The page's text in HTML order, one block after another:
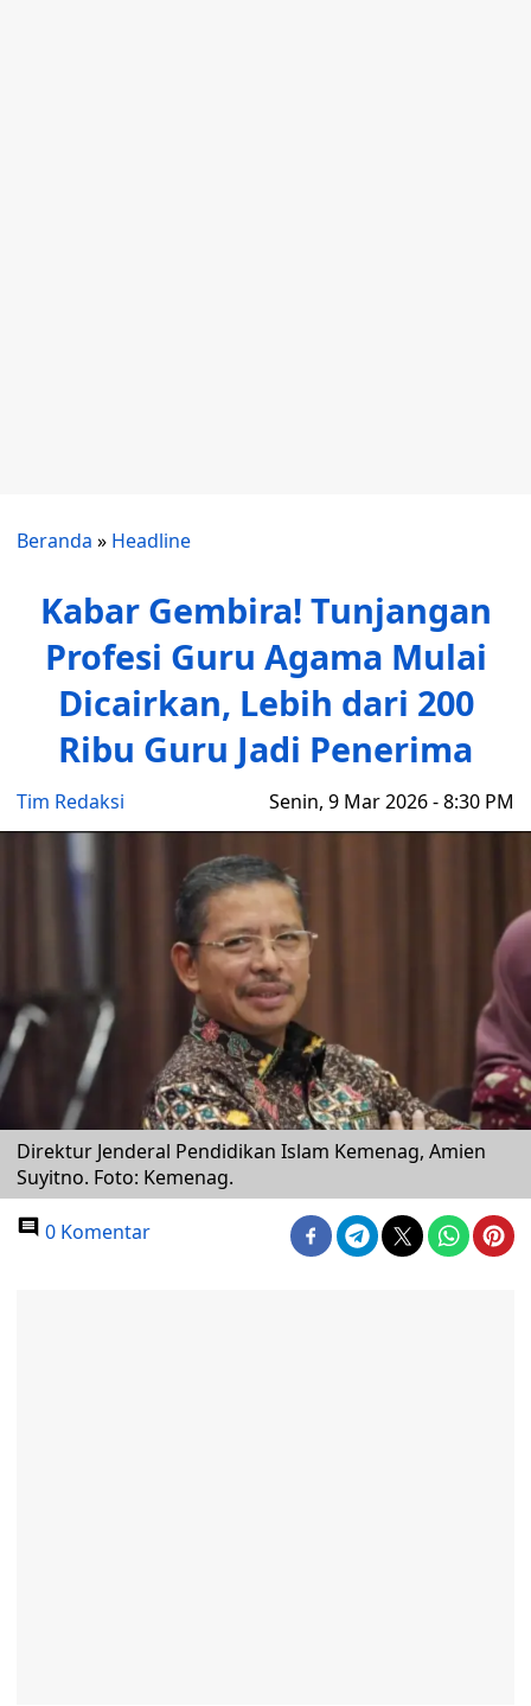
Beranda » Headline
Kabar Gembira! Tunjangan
Profesi Guru Agama Mulai
Dicairkan, Lebih dari 200
Ribu Guru Jadi Penerima
Tim Redaksi Senin, 9 Mar 2026 - 8:30 PM
Direktur Jenderal Pendidikan Islam Kemenag, Amien
Suyitno. Foto: Kemenag.
0 Komentar